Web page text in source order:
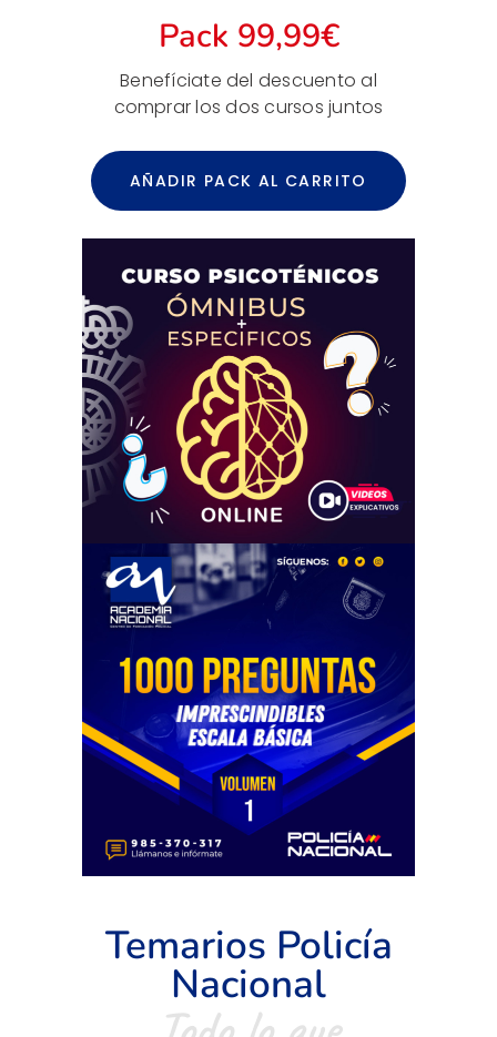
Pack 99,99€
Benefíciate del descuento al
comprar los dos cursos juntos
AÑADIR PACK AL CARRITO
Temarios Policía
Nacional